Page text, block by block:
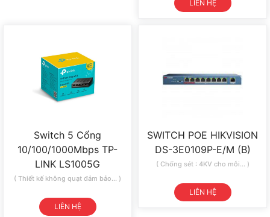
LIÊN HỆ
Switch 5 Cổng
10/100/1000Mbps TP-
LINK LS1005G
( Thiết kế không quạt đảm bảo... )
LIÊN HỆ
SWITCH POE HIKVISION
DS-3E0109P-E/M (B)
( Chống sét : 4KV cho mỗi... )
LIÊN HỆ